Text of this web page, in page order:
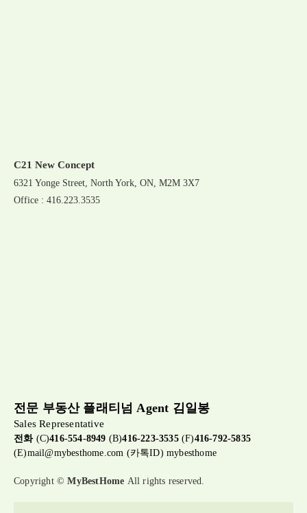
C21 New Concept
6321 Yonge Street, North York, ON, M2M 3X7
Office : 416.223.3535
전문 부동산 플래티넘 Agent 김일봉
Sales Representative
전화(C)416-554-8949 (B)416-223-3535(F)416-792-5835
(E)mail@mybesthome.com (카톡ID) mybesthome
Copyright ©MyBestHome All rights reserved.